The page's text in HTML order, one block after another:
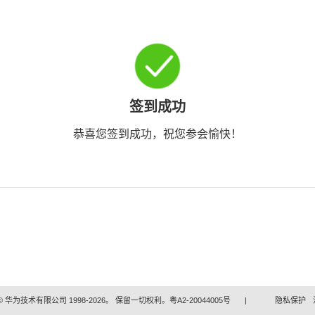
签到成功
恭喜您签到成功，祝您参会愉快！
华为技术有限公司 1998-2026。 保留一切权利。粤A2-20044005号 | 隐私保护